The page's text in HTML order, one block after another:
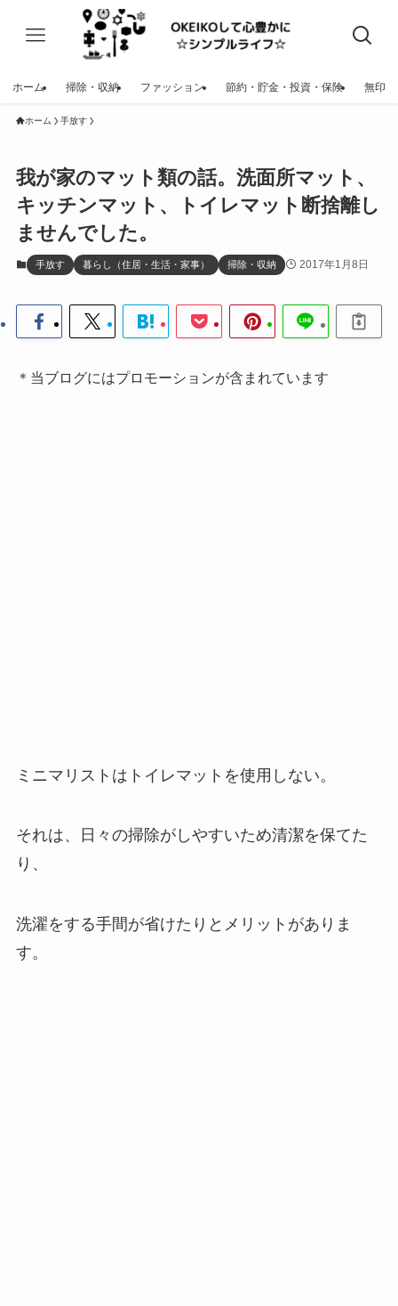
ホーム 掃除・収納 ファッション 節約・貯金・投資・保険 無印
ホーム 手放す
我が家のマット類の話。洗面所マット、
キッチンマット、トイレマット断捨離し
ませんでした。
手放す 暮らし（住居・生活・家事） 掃除・収納 2017年1月8日
＊当ブログにはプロモーションが含まれています
ミニマリストはトイレマットを使用しない。
それは、日々の掃除がしやすいため清潔を保てた
り、
洗濯をする手間が省けたりとメリットがありま
す。